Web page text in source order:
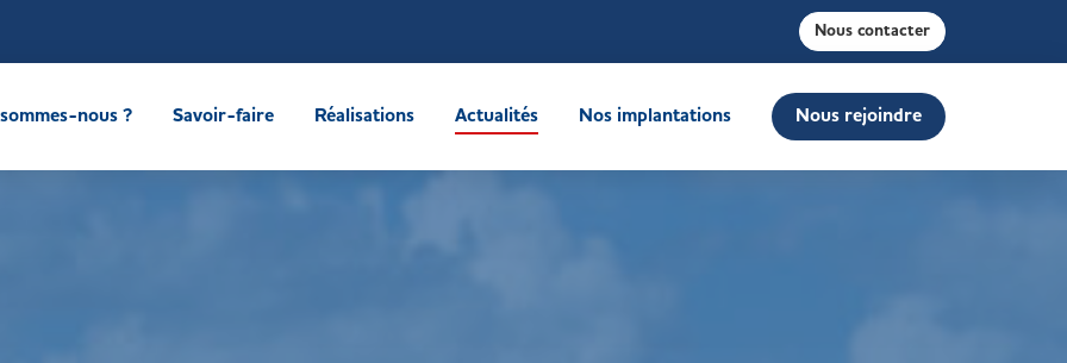
Nous contacter
nous ? Savoir-faire Réalisations Actualités Nos implantations Nous rejoindre